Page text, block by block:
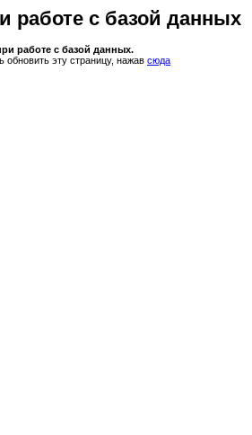
работе с базой данных
работе с базой данных.
эту страницу, нажав сюда